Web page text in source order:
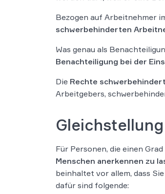
Bezogen auf Arbeitnehmer
schwerbehinderten
Was genau als
Benachteiligung bei der
Die Rechte
Arbeitgebers,
Gleichstellung
Für Personen, die einen
Menschen anerkennen zu
beinhaltet vor allem, dass Sie
dafür sind folgende: